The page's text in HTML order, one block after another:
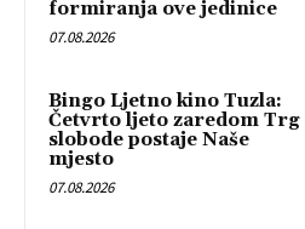
formiranja ove jedinice
07.08.2026
Bingo Ljetno kino Tuzla:
Četvrto ljeto zaredom Trg
slobode postaje Naše
mjesto
07.08.2026